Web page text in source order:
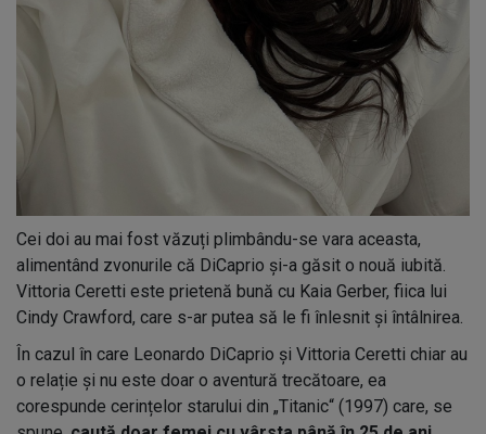
Cei doi au mai fost văzuți plimbându-se vara aceasta,
alimentând zvonurile că DiCaprio și-a găsit o nouă iubită.
Vittoria Ceretti este prietenă bună cu Kaia Gerber, fiica lui
Cindy Crawford, care s-ar putea să le fi înlesnit și întâlnirea.
În cazul în care Leonardo DiCaprio și Vittoria Ceretti chiar au
o relație și nu este doar o aventură trecătoare, ea
corespunde cerințelor starului din „Titanic“ (1997) care, se